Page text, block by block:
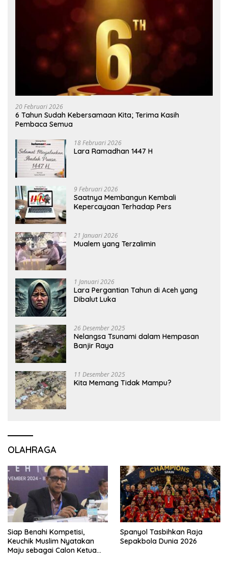
20 Februari 2026
6 Tahun Sudah Kebersamaan Kita; Terima Kasih
Pembaca Semua
18 Februari 2026
Lara Ramadhan 1447 H
9 Februari 2026
Saatnya Membangun Kembali
Kepercayaan Terhadap Pers
21 Januari 2026
Mualem yang Terzalimin
1 Januari 2026
Lara Pergantian Tahun di Aceh yang
Dibalut Luka
26 Desember 2025
Nelangsa Tsunami dalam Hempasan
Banjir Raya
11 Desember 2025
Kita Memang Tidak Mampu?
OLAHRAGA
Siap Benahi Kompetisi,
Keuchik Muslim Nyatakan
Maju sebagai Calon Ketua
Spanyol Tasbihkan Raja
Sepakbola Dunia 2026